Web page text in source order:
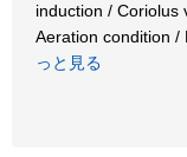
induction / Coriolus
Aeration condition /
っと見る